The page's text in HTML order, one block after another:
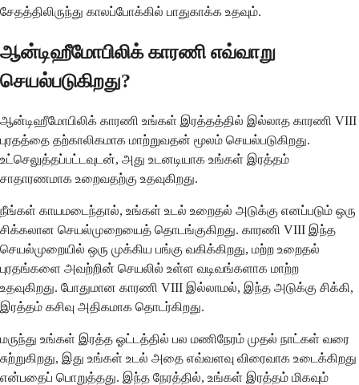
சேதத்திலிருந்து காலப்போக்கில் பாதுகாக்க உதவும்.
ஆன்டிஹீமோபிலிக் காரணி எவ்வாறு
செயல்படுகிறது?
ஆன்டிஹீமோபிலிக் காரணி உங்கள் இரத்தத்தில் இல்லாத காரணி VIII
புரதத்தை தற்காலிகமாக மாற்றுவதன் மூலம் செயல்படுகிறது.
உட்செலுத்தப்பட்டவுடன், அது உடனடியாக உங்கள் இரத்தம்
சாதாரணமாக உறைவதற்கு உதவுகிறது.
நீங்கள் காயமடைந்தால், உங்கள் உடல் உறைதல் அடுக்கு எனப்படும் ஒரு
சிக்கலான செயல்முறையைத் தொடங்குகிறது. காரணி VIII இந்த
செயல்முறையில் ஒரு முக்கிய பங்கு வகிக்கிறது, மற்ற உறைதல்
புரதங்களை அவற்றின் செயலில் உள்ள வடிவங்களாக மாற்ற
உதவுகிறது. போதுமான காரணி VIII இல்லாமல், இந்த அடுக்கு சிக்கி,
இரத்தம் கசிவு அதிகமாக தொடர்கிறது.
மருந்து உங்கள் இரத்த ஓட்டத்தில் பல மணிநேரம் முதல் நாட்கள் வரை
சுற்றுகிறது, இது உங்கள் உடல் அதை எவ்வளவு விரைவாக உடைக்கிறது
என்பதைப் பொறுத்தது. இந்த நேரத்தில், உங்கள் இரத்தம் மிகவும்